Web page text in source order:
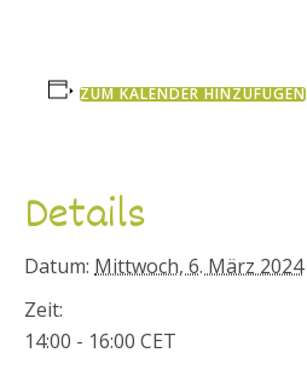
ZUM KALENDER HINZUFÜGEN
Details
Datum: Mittwoch, 6. März 2024
Zeit:
14:00 - 16:00 CET